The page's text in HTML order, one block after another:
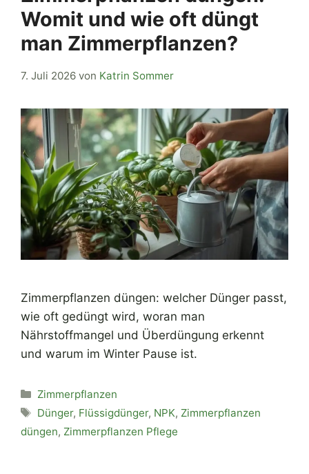
Womit und wie oft düngt
man Zimmerpflanzen?
7. Juli 2026 von Katrin Sommer
Zimmerpflanzen düngen: welcher Dünger passt,
wie oft gedüngt wird, woran man
Nährstoffmangel und Überdüngung erkennt
und warum im Winter Pause ist.
Kategorien
Zimmerpflanzen
Schlagwörter
Dünger, Flüssigdünger, NPK, Zimmerpflanzen
düngen, Zimmerpflanzen Pflege